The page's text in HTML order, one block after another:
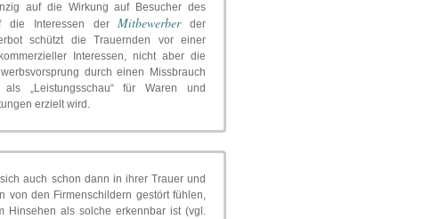
auf die Wirkung auf Besucher des
die Interessen derMitbewerberder
schützt die Trauernden vor einer
Interessen, nicht aber die
durch einen Missbrauch
„Leistungsschau“ für Waren und
erzielt wird.
auch schon dann in ihrer Trauer und
von den Firmenschildern gestört fühlen,
Hinsehen als solche erkennbar ist (vgl.